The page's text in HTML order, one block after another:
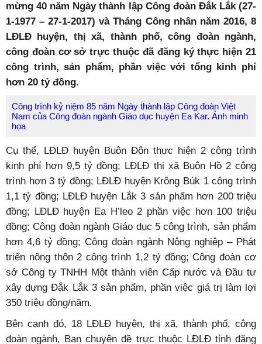
mừng 40 năm Ngày thành lập Công đoàn Đắk Lắk (27-
1-1977 – 27-1-2017) và Tháng Công nhân năm 2016, 8
LĐLĐ huyện, thị xã, thành phố, công đoàn ngành,
công đoàn cơ sở trực thuộc đã đăng ký thực hiện 21
công trình, sản phẩm, phần việc với tổng kinh phí
hơn 20 tỷ đồng.
Công trình kỷ niệm 85 năm Ngày thành lập Công đoàn Việt
Nam của Công đoàn ngành Giáo dục huyện Ea Kar. Ảnh minh
họa
Cụ thể, LĐLĐ huyện Buôn Đôn thực hiện 2 công trình
kinh phí hơn 9,5 tỷ đồng; LĐLĐ thị xã Buôn Hồ 2 công
trình hơn 3 tỷ đồng; LĐLĐ huyện Krông Búk 1 công trình
1,1 tỷ đồng; LĐLĐ huyện Lắk 3 sản phẩm hơn 200 triệu
đồng; LĐLĐ huyện Ea H’leo 2 phần việc hơn 100 triệu
đồng; Công đoàn ngành Giáo dục 5 công trình, sản phẩm
hơn 4,6 tỷ đồng; Công đoàn ngành Nông nghiệp – Phát
triển nông thôn 2 công trình 1,2 tỷ đồng; Công đoàn cơ
sở Công ty TNHH Một thành viên Cấp nước và Đầu tư
xây dựng Đắk Lắk 3 sản phẩm, phần việc giá trị làm lợi
350 triệu đồng/năm.
Bên cạnh đó, 18 LĐLĐ huyện, thị xã, thành phố, công
đoàn ngành, Ban chuyên đề trực thuộc LĐLĐ tỉnh đăng